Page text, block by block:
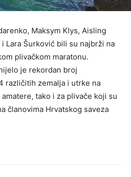
Maksym Klys, Aisling
Lara Šurković bili su najbrži na
plivačkom maratonu.
je rekordan broj
različitih zemalja i utrke na
tako i za plivače koji su
članovima Hrvatskog saveza